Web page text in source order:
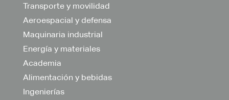
Transporte y movilidad
Aeroespacial y defensa
Maquinaria industrial
Energía y materiales
Academia
Alimentación y bebidas
Ingenierías